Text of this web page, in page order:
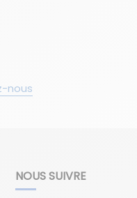
nous
NOUS SUIVRE